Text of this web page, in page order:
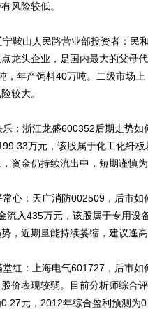
风险较低。
鞍山人民路营业部投资者：民
龙头企业，是国内最大的父母
，年产饲料40万吨。二级市场
较大。
：浙江龙盛600352后期走势如
万元，该股属于化工化纤
资金仍持续流出中，短期谨慎为
心：天广消防002509，后市如
流入435万元，该股属于专用设
，近期量能持续萎缩，建议逢高
红：上海电气601727，后市如
价表现较弱。目前分析师综合
元，2012年综合盈利预测为